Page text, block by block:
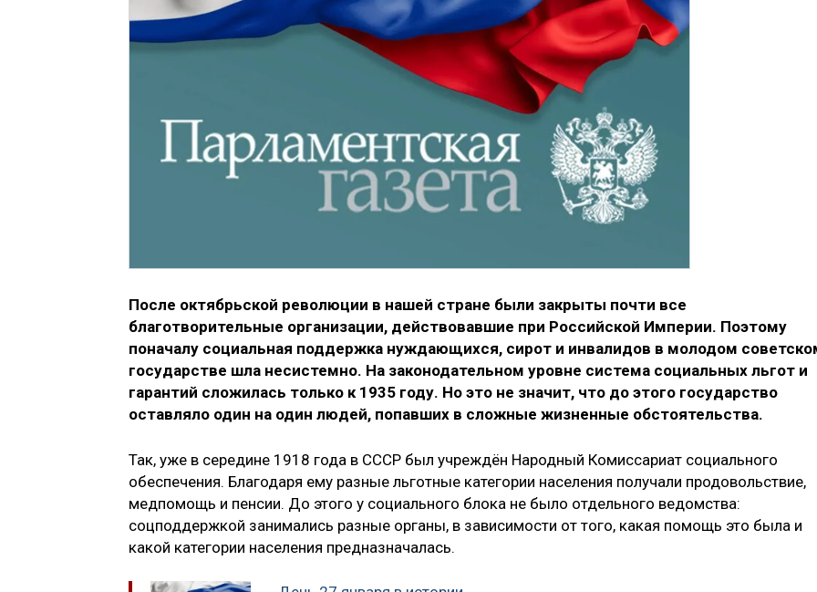
После октябрьской революции в нашей стране были закрыты почти все
благотворительные организации, действовавшие при Российской Империи. Поэтому
поначалу социальная поддержка нуждающихся, сирот и инвалидов в молодом
государстве шла несистемно. На законодательном уровне система социальных льгот и
гарантий сложилась только к 1935 году. Но это не значит, что до этого государство
оставляло один на один людей, попавших в сложные жизненные обстоятельства.
Так, уже в середине 1918 года в СССР был учреждён Народный Комиссариат социального
обеспечения. Благодаря ему разные льготные категории населения получали продовольствие,
медпомощь и пенсии. До этого у социального блока не было отдельного ведомства:
соцподдержкой занимались разные органы, в зависимости от того, какая помощь это была и
какой категории населения предназначалась.